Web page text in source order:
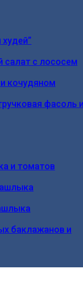
салат с лососем
кочудяном
фасоль
и томатов
баклажанов и